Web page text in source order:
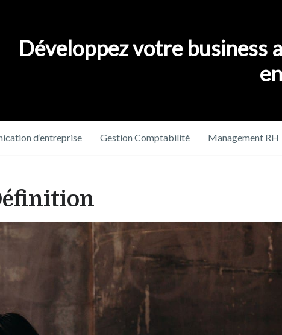
Développez votre business
d’entreprise Gestion Comptabilité Management RH